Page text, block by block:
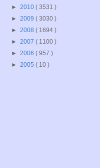
► 2010 ( 3531 )
► 2009 ( 3030 )
► 2008 ( 1694 )
► 2007 ( 1100 )
► 2006 ( 957 )
► 2005 ( 10 )